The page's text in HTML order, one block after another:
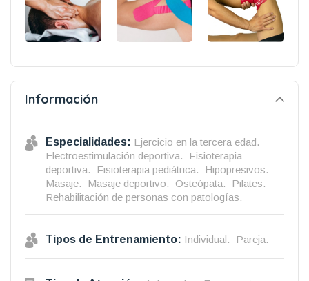
Información
Especialidades: Ejercicio en la tercera edad.
Electroestimulación deportiva.
Fisioterapia
deportiva.
Fisioterapia pediátrica.
Hipopresivos.
Masaje.
Masaje deportivo. Osteópata.
Pilates.
Rehabilitación de personas con patologías.
Tipos de Entrenamiento: Individual. Pareja.